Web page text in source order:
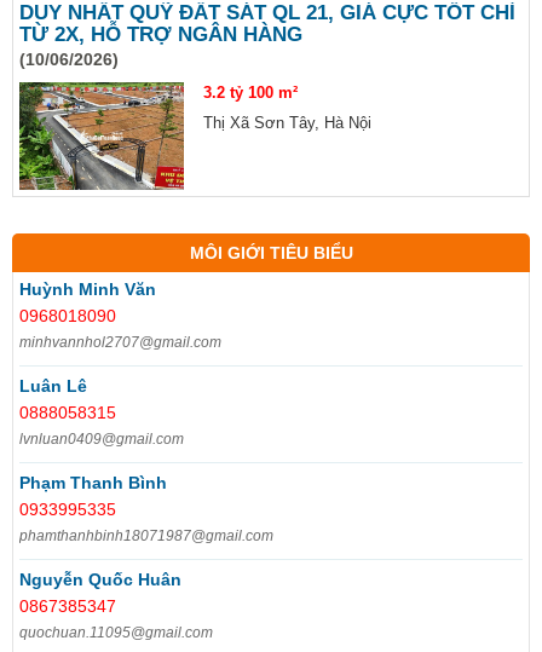
DUY NHẤT QUỸ ĐẤT SÁT QL 21, GIÁ CỰC TỐT CHỈ
TỪ 2X, HỖ TRỢ NGÂN HÀNG
(10/06/2026)
3.2 tỷ 100 m²
Thị Xã Sơn Tây, Hà Nội
MÔI GIỚI TIÊU BIỂU
Huỳnh Minh Văn
0968018090
minhvannhol2707@gmail.com
Luân Lê
0888058315
lvnluan0409@gmail.com
Phạm Thanh Bình
0933995335
phamthanhbinh18071987@gmail.com
Nguyễn Quốc Huân
0867385347
quochuan.11095@gmail.com